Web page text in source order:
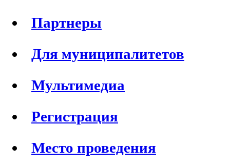
Партнеры
Для муниципалитетов
Мультимедиа
Регистрация
Место проведения